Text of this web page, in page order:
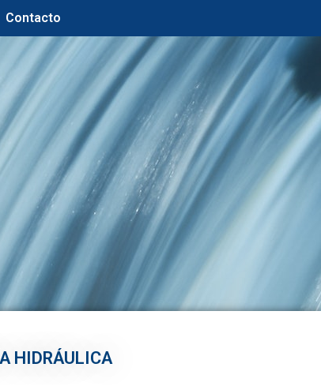
Contacto
HIDRÁULICA